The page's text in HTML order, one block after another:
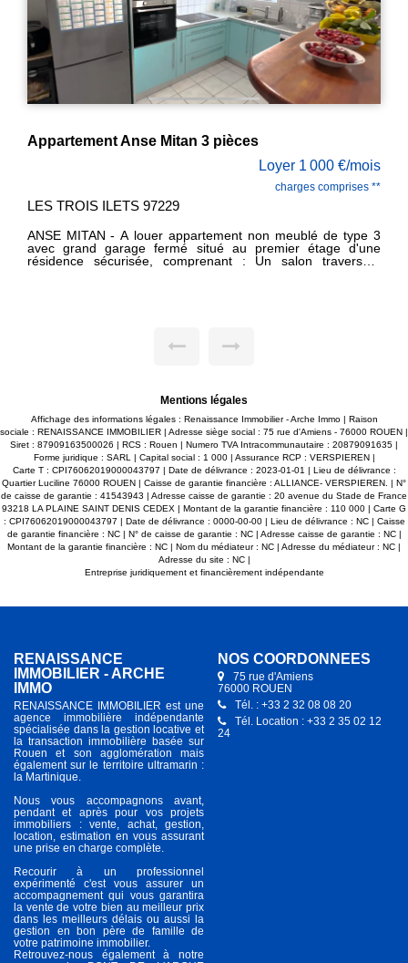
Appartement Romilly Sur Andelle
Loyer 818 €/mois
**
27610
ROMILLY sur Andelle : Appartement non meublé lumineux
de 80 m² avec jardin privatif situé au 1er étage d'une maison
individuelle : Un hall d'entrée, une cuisine aménagée et
Mentions légales
Affichage des informations légales : Renaissance Immobilier - Arche Immo | Raison
sociale : RENAISSANCE IMMOBILIER | Adresse siège social : 75 rue d'Amiens - 76000 ROUEN |
Siret : 87909163500026 | RCS : Rouen | Numero TVA Intracommunautaire : 20879091635 |
Forme juridique : SARL | Capital social : 1 000 | Assurance RCP : VERSPIEREN |
Carte T : CPI76062019000043797 | Date de délivrance : 2023-01-01 | Lieu de délivrance :
Quartier Luciline 76000 ROUEN | Caisse de garantie financière : ALLIANCE- VERSPIEREN. | N°
de caisse de garantie : 41543943 | Adresse caisse de garantie : 20 avenue du Stade de France
93218 LA PLAINE SAINT DENIS CEDEX | Montant de la garantie financière : 110 000 | Carte G
: CPI76062019000043797 | Date de délivrance : 0000-00-00 | Lieu de délivrance : NC | Caisse
de garantie financière : NC | N° de caisse de garantie : NC | Adresse caisse de garantie : NC |
Montant de la garantie financière : NC | Nom du médiateur : NC | Adresse du médiateur : NC |
Adresse du site : NC |
Entreprise juridiquement et financièrement indépendante
RENAISSANCE
IMMOBILIER - ARCHE
IMMO
RENAISSANCE IMMOBILIER est une
agence immobilière indépendante
spécialisée dans la gestion locative et
la transaction immobilière basée sur
Rouen et son agglomération mais
également sur le territoire ultramarin :
la Martinique.
Nous vous accompagnons avant,
pendant et après pour vos projets
immobiliers : vente, achat, gestion,
location, estimation en vous assurant
une prise en charge complète.
Recourir à un professionnel
expérimenté c'est vous assurer un
accompagnement qui vous garantira
la vente de votre bien au meilleur prix
dans les meilleurs délais ou aussi la
gestion en bon père de famille de
votre patrimoine immobilier.
Retrouvez-nous également à notre
NOS COORDONNÉES
75 rue d'Amiens
76000 ROUEN
Tél. : +33 2 32 08 08 20
Tél. Location : +33 2 35 02 12
24